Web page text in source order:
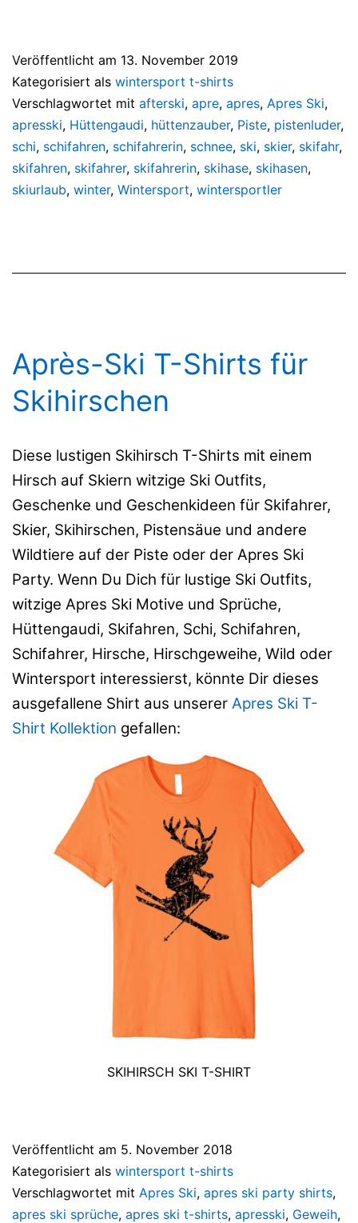
Veröffentlicht am 13. November 2019
Kategorisiert als wintersport t-shirts
Verschlagwortet mit afterski, apre, apres, Apres Ski,
apresski, Hüttengaudi, hüttenzauber, Piste, pistenluder,
schi, schifahren, schifahrerin, schnee, ski, skier, skifahr,
skifahren, skifahrer, skifahrerin, skihase, skihasen,
skiurlaub, winter, Wintersport, wintersportler
Après-Ski T-Shirts für
Skihirschen
Diese lustigen Skihirsch T-Shirts mit einem
Hirsch auf Skiern witzige Ski Outfits,
Geschenke und Geschenkideen für Skifahrer,
Skier, Skihirschen, Pistensäue und andere
Wildtiere auf der Piste oder der Apres Ski
Party. Wenn Du Dich für lustige Ski Outfits,
witzige Apres Ski Motive und Sprüche,
Hüttengaudi, Skifahren, Schi, Schifahren,
Schifahrer, Hirsche, Hirschgeweihe, Wild oder
Wintersport interessierst, könnte Dir dieses
ausgefallene Shirt aus unserer Apres Ski T-
Shirt Kollektion gefallen:
SKIHIRSCH SKI T-SHIRT
Veröffentlicht am 5. November 2018
Kategorisiert als wintersport t-shirts
Verschlagwortet mit Apres Ski, apres ski party shirts,
apres ski sprüche, apres ski t-shirts, apresski, Geweih,